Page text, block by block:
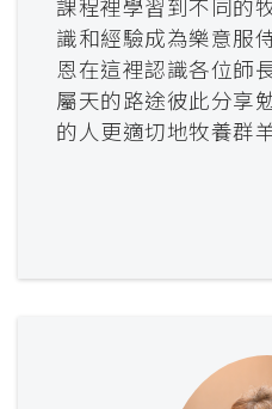
課程裡學習到不同的
識和經驗成為樂意服
恩在這裡認識各位師
屬天的路途彼此分享
的人更適切地牧養群